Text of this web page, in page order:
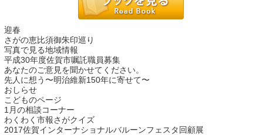
迎春
さがの恵比須御朱印巡り
写真で見る地域情報
平成30年度佐賀市嘱託職員募集
あなたのご意見を聞かせてください。
先人に想う〜明治維新150年に寄せて〜
おしらせ
こどものページ
1月の相談コーナー
わくわく市報さがクイズ
2017佐賀インターナショナルバルーンフェスタ回顧展